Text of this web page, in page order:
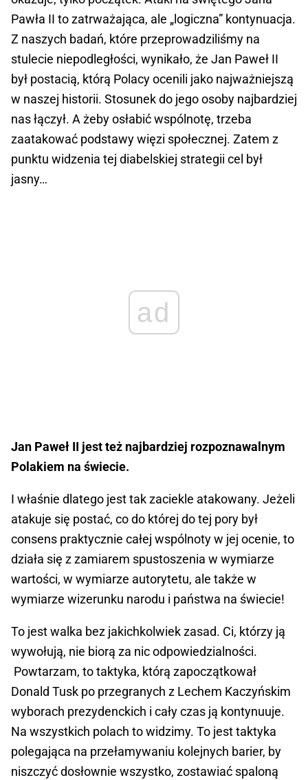
Pawła II to zatrważająca, ale „logiczna” kontynuacja.
Z naszych badań, które przeprowadziliśmy na
stulecie niepodległości, wynikało, że Jan Paweł II
był postacią, którą Polacy ocenili jako najważniejszą
w naszej historii. Stosunek do jego osoby najbardziej
nas łączył. A żeby osłabić wspólnotę, trzeba
zaatakować podstawy więzi społecznej. Zatem z
punktu widzenia tej diabelskiej strategii cel był
jasny…
ad
Jan Paweł II jest też najbardziej rozpoznawalnym
Polakiem na świecie.
I właśnie dlatego jest tak zaciekle atakowany. Jeżeli
atakuje się postać, co do której do tej pory był
consens praktycznie całej wspólnoty w jej ocenie, to
działa się z zamiarem spustoszenia w wymiarze
wartości, w wymiarze autorytetu, ale także w
wymiarze wizerunku narodu i państwa na świecie!
To jest walka bez jakichkolwiek zasad. Ci, którzy ją
wywołują, nie biorą za nic odpowiedzialności.
Powtarzam, to taktyka, którą zapoczątkował
Donald Tusk po przegranych z Lechem Kaczyńskim
wyborach prezydenckich i cały czas ją kontynuuje.
Na wszystkich polach to widzimy. To jest taktyka
polegająca na przełamywaniu kolejnych barier, by
niszczyć dosłownie wszystko, zostawiać spaloną